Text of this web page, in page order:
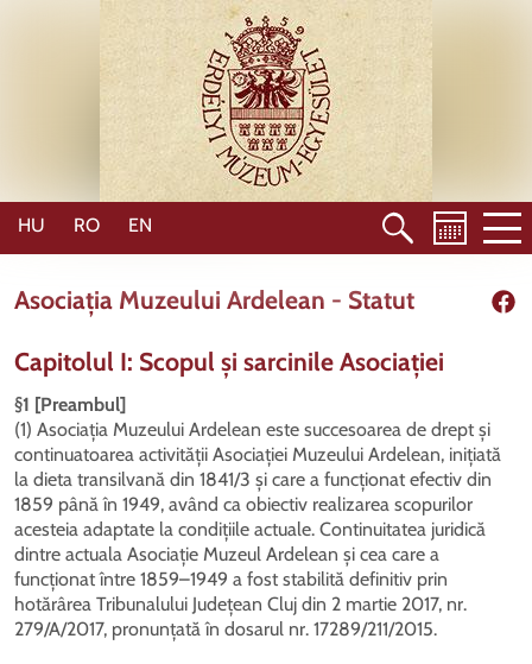
HU RO EN
Asociația Muzeului Ardelean - Statut
Capitolul I: Scopul și sarcinile Asociației
§1 [Preambul]
(1) Asociația Muzeului Ardelean este succesoarea de drept și
continuatoarea activității Asociației Muzeului Ardelean, inițiată
la dieta transilvană din 1841/3 și care a funcționat efectiv din
1859 până în 1949, având ca obiectiv realizarea scopurilor
acesteia adaptate la condițiile actuale. Continuitatea juridică
dintre actuala Asociație Muzeul Ardelean și cea care a
funcționat între 1859–1949 a fost stabilită definitiv prin
hotărârea Tribunalului Județean Cluj din 2 martie 2017, nr.
279/A/2017, pronunțată în dosarul nr. 17289/211/2015.